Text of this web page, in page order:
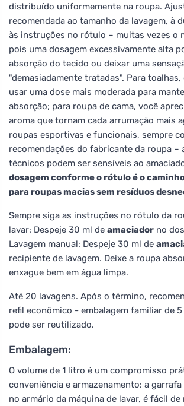
distribuído uniformemente na roupa.
recomendada ao tamanho da lavagem, à
às instruções no rótulo – muitas vezes o
pois uma dosagem excessivamente alta
absorção do tecido ou deixar uma
"demasiadamente tratadas". Para toalhas,
usar uma dose mais moderada para
absorção; para roupa de cama, você
aroma que tornam cada arrumação mais
roupas esportivas e funcionais, sempre
recomendações do fabricante da roupa –
técnicos podem ser sensíveis ao
dosagem conforme o rótulo é o
para roupas macias sem resíduos
Sempre siga as instruções no rótulo da
lavar: Despeje 30 ml de amaciador no
Lavagem manual: Despeje 30 ml de
recipiente de lavagem. Deixe a roupa
enxague bem em água limpa.
Até 20 lavagens. Após o término,
refil econômico - embalagem familiar de
pode ser reutilizado.
Embalagem:
O volume de 1 litro é um compromisso
conveniência e armazenamento: a
no armário da máquina de lavar, é fácil de